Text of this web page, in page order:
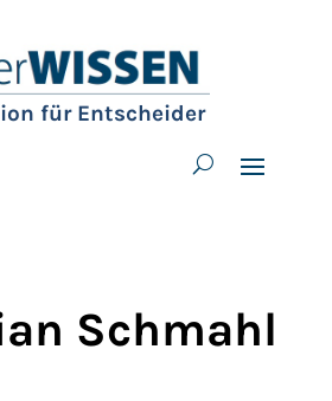
für Entscheider
Schmahl